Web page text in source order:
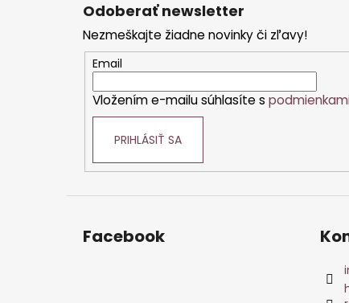
Odoberať newsletter
Nezmeškajte žiadne novinky či zľavy!
Email
Vložením e-mailu súhlasíte s
PRIHLÁSIŤ SA
Facebook